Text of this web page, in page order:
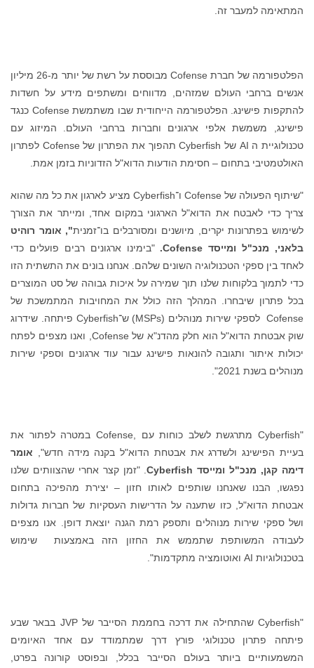
המתאימה למעבר זה.
הפלטפורמה של חברת Cofense מבוססת על רשת של יותר מ-26 מיליון
אנשים ברחבי העולם שמזהים, מדווחים ומשתפים מידע על חשדות
להתקפות פישינג. הפלטפורמה הייחודית שבו משתמשת Cofense כנגד
פישינג, משמשת אלפי ארגונים וחברות ברחבי העולם. המיזוג עם
טכנולוגיית ה AI של Cyberfish תהפוך את הפתרון של Cofense לפתרון
האולטמטיבי בתחום – חסימת הודעות הדוא"ל הזדוניות בזמן אמת.
"שיתוף הפעולה של Cofense ו־Cyberfish מציע לארגון את כל מה שהוא
צריך כדי לאבטח את הדוא"ל הארגוני במקום אחד, ומייתר את הצורך
לשימוש בפתרונות יקרים, מיושנים ומסורבלים בו־זמנית", אומר רוהיט
בלאני, מנכ"ל ומייסד Cofense
. "בימינו ארגונים רבים פועלים כדי
לאחד בין ספקי הטכנולוגיה השונים שלהם. אנחנו בונים את התשתית הזו
כדי לתמוך בלקוחות שלנו תוך שמירה על איכות גבוהה של סט המוצרים
בכל פתרון שיבחרו. המהלך הזה כולל את המחויבות המתמשכת של
Cofense לספקי שירות מנוהלים (MSPs) ש־Cyberfish פיתחה. שידרוג
שוק אבטחת הדוא"ל הוא חלק מהדנ"א של Cofense, ואנו מצפים לפתח
יכולות איתור ותגובה להונאות פישינג עבור עוד ארגונים וספקי שירות
מנוהלים בשנת 2021".
"Cyberfish מתרגשת לשלב כוחות עם ,Cofense במטרה לפתור את
בעיית הפישינג ולשדרג את אבטחת הדוא"ל בקנה מידה חדש", אומר
דימה קגן, מנכ"ל ומייסד Cyberfish. "זמן קצר אחרי שהצוותים שלנו
נפגשו, הבנו שאנחנו שותפים לאותו חזון – יצירת מהפיכה בתחום
אבטחת הדוא"ל, כזו שתענה על הדרישות העסקיות של חברות גדולות
ושל ספקי שירות מנוהלים ותספק רמת הגנה יוצאת דופן. אנו מצפים
לעבודה המשותפת שתממש את החזון הזה באמצעות שימוש
בטכנולוגיות AI ואוטומציה מתקדמות".
"Cyberfish שהתחילה את דרכה בחממת הסייבר של JVP בבאר שבע
פיתחה פתרון טכנולוגי פורץ דרך שמתמודד עם אחד האיומים
המשמעותיים ביותר בעולם הסייבר בכלל, ובפוסט קורונה בפרט,